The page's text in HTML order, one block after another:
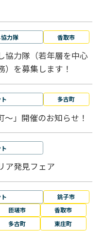
力隊 香取市
協力隊（若年層を中心
）を募集します！
多古町
」開催のお知らせ！
ア発見フェア
銚子市
匝瑳市
香取市
多古町 東庄町